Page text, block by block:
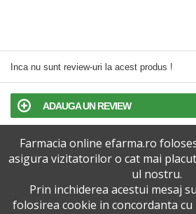
Inca nu sunt review-uri la acest produs !
ADAUGA UN REVIEW
TERMENI SI CONDITII
POLITICA DE CONFIDENTIALITATE
Farmacia online efarma.ro
asigura vizitatorilor o cat mai
ul nostru.
Prin inchiderea acestui mesaj
folosirea cookie in concordanta cu